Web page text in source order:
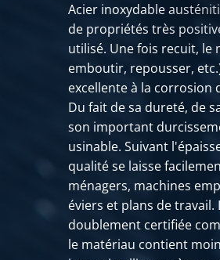
Acier inoxydable
de propriétés très
utilisé. Une fois recuit, le
emboutir, repousser,
excellente à la corrosion
Du fait de sa dureté, de
son important
usinable. Suivant
qualité se laisse
ménagers, machines
éviers et plans de
doublement certifiée
le matériau contient